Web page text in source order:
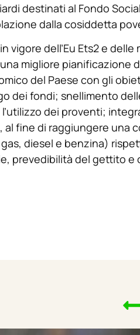
destinati al Fondo
dalla cosiddetta
vigore dell’Eu Ets2 e delle
migliore pianificazione
del Paese con gli
dei fondi; snellimento
dei proventi;
fine di raggiungere una
diesel e benzina)
prevedibilità del gettito e